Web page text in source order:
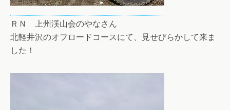
ＲＮ 上州渓山会のやなさん
北軽井沢のオフロードコースにて、見せびらかして来ま
した！